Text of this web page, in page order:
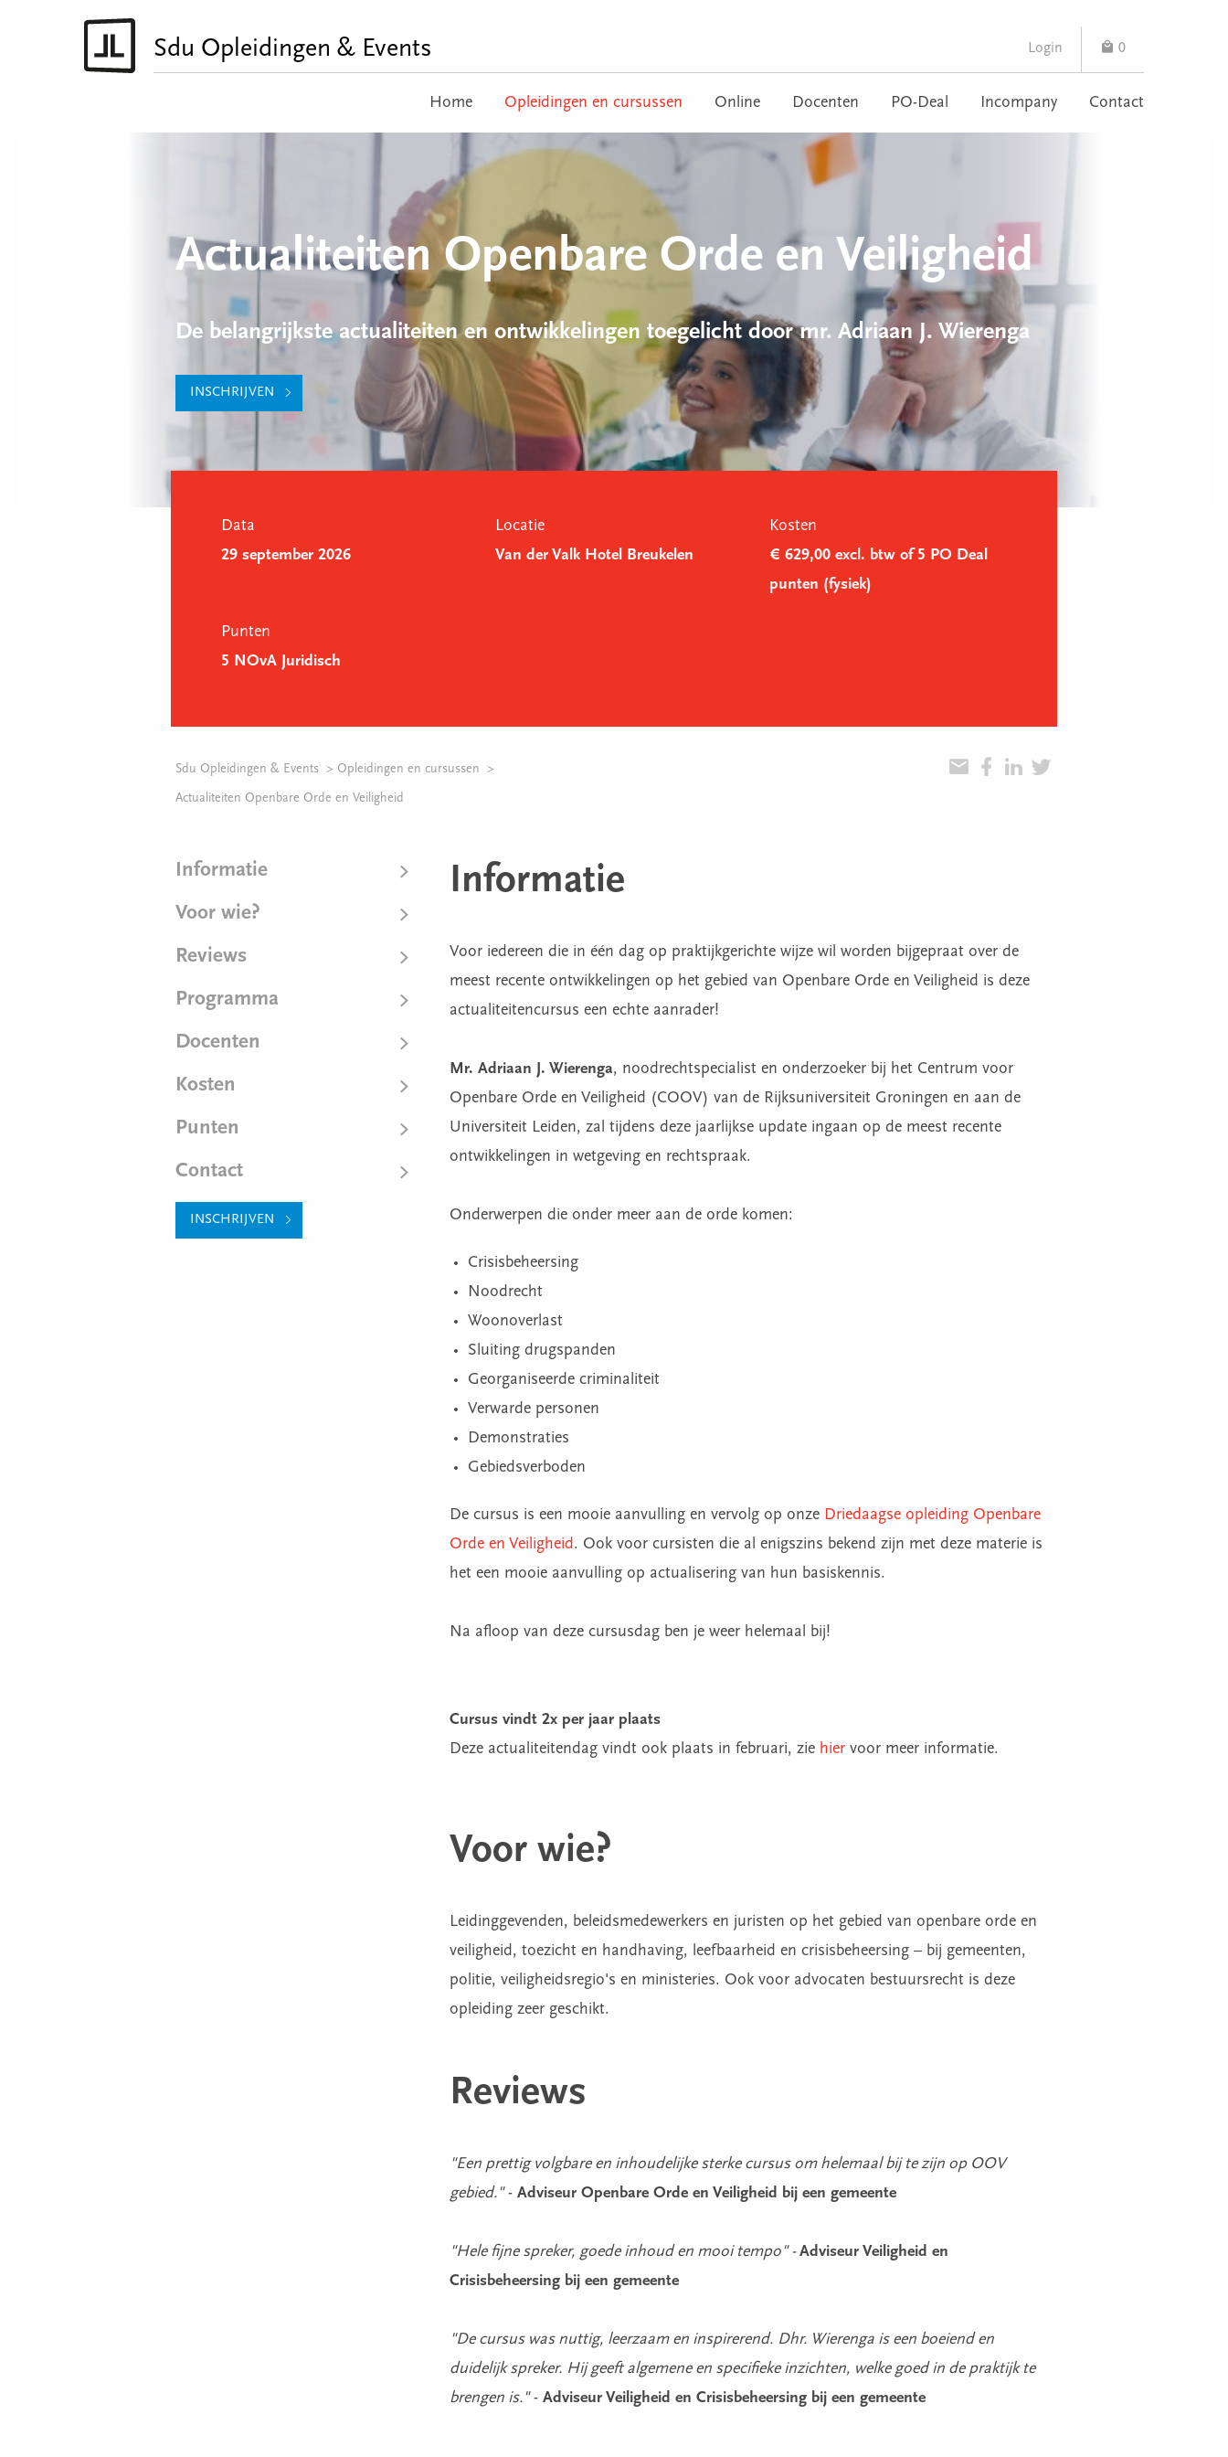
Sdu Opleidingen & Events Login 0
Home Opleidingen en cursussen Online Docenten PO-Deal Incompany Contact
Actualiteiten Openbare Orde en Veiligheid
De belangrijkste actualiteiten en ontwikkelingen toegelicht door mr. Adriaan J. Wierenga
INSCHRIJVEN
Data
29 september 2026
Locatie
Van der Valk Hotel Breukelen
Kosten
€ 629,00 excl. btw of 5 PO Deal
punten (fysiek)
Punten
5 NOvA Juridisch
Sdu Opleidingen & Events Opleidingen en cursussen
Actualiteiten Openbare Orde en Veiligheid
Informatie
Voor wie?
Reviews
Programma
Docenten
Kosten
Punten
Contact
INSCHRIJVEN
Informatie
Voor iedereen die in één dag op praktijkgerichte wijze wil worden bijgepraat over de
meest recente ontwikkelingen op het gebied van Openbare Orde en Veiligheid is deze
actualiteitencursus een echte aanrader!
Mr. Adriaan J. Wierenga, noodrechtspecialist en onderzoeker bij het Centrum voor
Openbare Orde en Veiligheid (COOV) van de Rijksuniversiteit Groningen en aan de
Universiteit Leiden, zal tijdens deze jaarlijkse update ingaan op de meest recente
ontwikkelingen in wetgeving en rechtspraak.
Onderwerpen die onder meer aan de orde komen:
Crisisbeheersing
Noodrecht
Woonoverlast
Sluiting drugspanden
Georganiseerde criminaliteit
Verwarde personen
Demonstraties
Gebiedsverboden
De cursus is een mooie aanvulling en vervolg op onze Driedaagse opleiding Openbare
Orde en Veiligheid. Ook voor cursisten die al enigszins bekend zijn met deze materie is
het een mooie aanvulling op actualisering van hun basiskennis.
Na afloop van deze cursusdag ben je weer helemaal bij!
Cursus vindt 2x per jaar plaats
Deze actualiteitendag vindt ook plaats in februari, zie hier voor meer informatie.
Voor wie?
Leidinggevenden, beleidsmedewerkers en juristen op het gebied van openbare orde en
veiligheid, toezicht en handhaving, leefbaarheid en crisisbeheersing – bij gemeenten,
politie, veiligheidsregio's en ministeries. Ook voor advocaten bestuursrecht is deze
opleiding zeer geschikt.
Reviews
"Een prettig volgbare en inhoudelijke sterke cursus om helemaal bij te zijn op OOV
gebied."- Adviseur Openbare Orde en Veiligheid bij een gemeente
"Hele fijne spreker, goede inhoud en mooi tempo" -Adviseur Veiligheid en
Crisisbeheersing bij een gemeente
"De cursus was nuttig, leerzaam en inspirerend. Dhr. Wierenga is een boeiend en
duidelijk spreker. Hij geeft algemene en specifieke inzichten, welke goed in de praktijk te
brengen is."- Adviseur Veiligheid en Crisisbeheersing bij een gemeente